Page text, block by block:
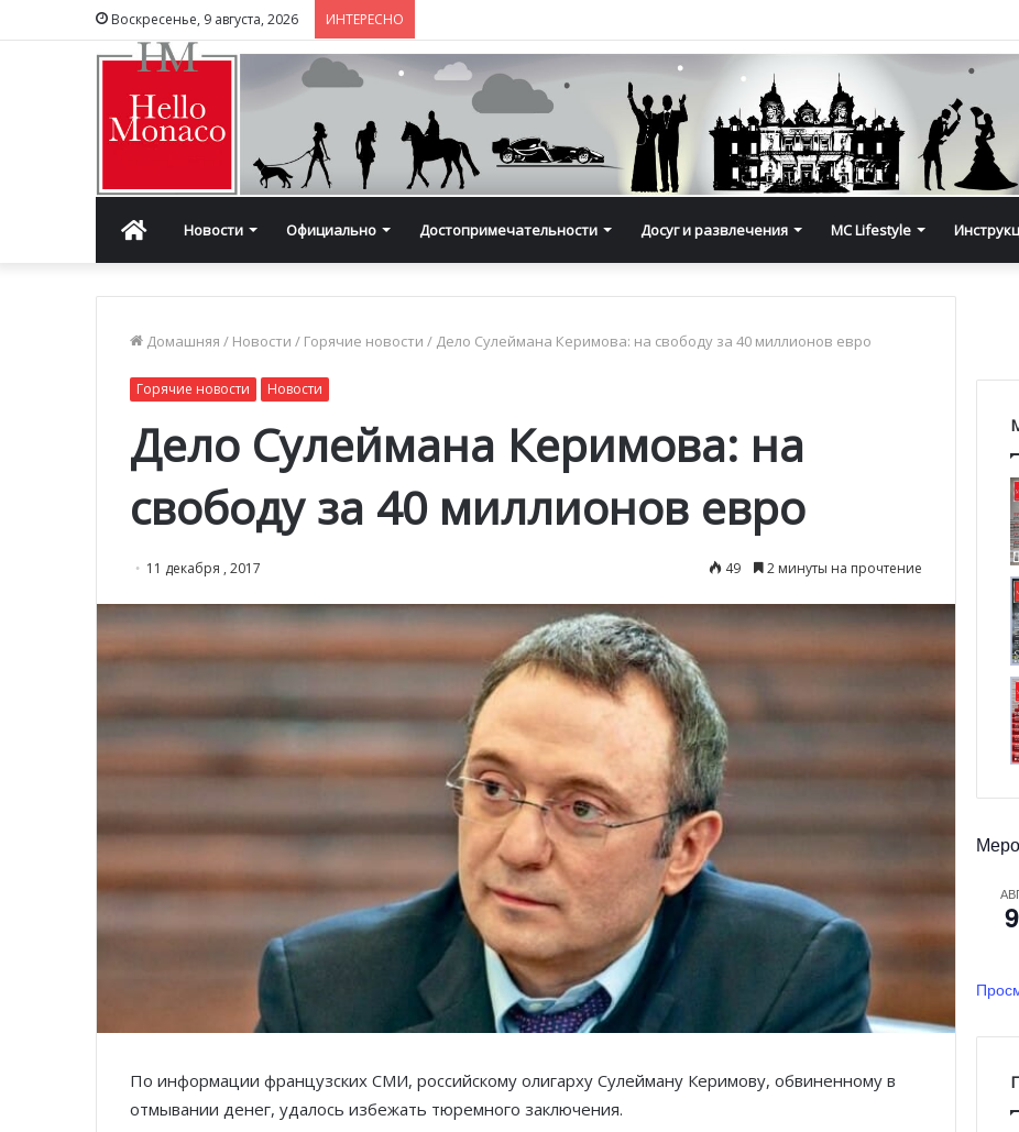
Воскресенье, 9 августа, 2026 ИНТЕРЕСНО
ГлавнаяНовости Официально Достопримечательности Досуг и развлечения MC Lifestyle
Домашняя / Новости / Горячие новости / Дело Сулеймана Керимова: на свободу за 40 миллионов евро
Горячие новости Новости
Дело Сулеймана Керимова: на
свободу за 40 миллионов евро
11 декабря , 2017 49 2 минуты на прочтение
По информации французских СМИ, российскому олигарху Сулейману Керимову, обвиненному в
отмывании денег, удалось избежать тюремного заключения.
9